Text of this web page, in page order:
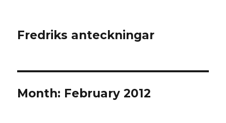
Fredriks anteckningar
Month: February 2012